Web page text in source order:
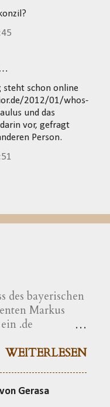
steht schon online
2012/01/whos-
und das
vor, gefragt
Person.
des bayerischen
Markus
.de
sich im
WEITERLESEN
Gerasa